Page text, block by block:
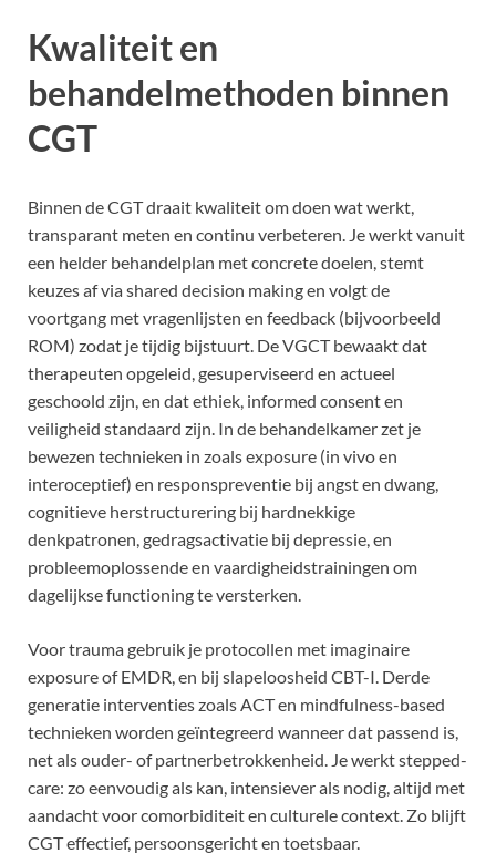
Kwaliteit en
behandelmethoden binnen
CGT
Binnen de CGT draait kwaliteit om doen wat werkt,
transparant meten en continu verbeteren. Je werkt vanuit
een helder behandelplan met concrete doelen, stemt
keuzes af via shared decision making en volgt de
voortgang met vragenlijsten en feedback (bijvoorbeeld
ROM) zodat je tijdig bijstuurt. De VGCT bewaakt dat
therapeuten opgeleid, gesuperviseerd en actueel
geschoold zijn, en dat ethiek, informed consent en
veiligheid standaard zijn. In de behandelkamer zet je
bewezen technieken in zoals exposure (in vivo en
interoceptief) en responspreventie bij angst en dwang,
cognitieve herstructurering bij hardnekkige
denkpatronen, gedragsactivatie bij depressie, en
probleemoplossende en vaardigheidstrainingen om
dagelijkse functioning te versterken.
Voor trauma gebruik je protocollen met imaginaire
exposure of EMDR, en bij slapeloosheid CBT-I. Derde
generatie interventies zoals ACT en mindfulness-based
technieken worden geïntegreerd wanneer dat passend is,
net als ouder- of partnerbetrokkenheid. Je werkt stepped-
care: zo eenvoudig als kan, intensiever als nodig, altijd met
aandacht voor comorbiditeit en culturele context. Zo blijft
CGT effectief, persoonsgericht en toetsbaar.